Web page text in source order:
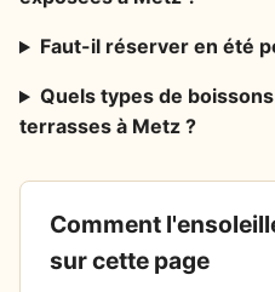
Faut-il réserver en été
Quels types de
terrasses à Metz ?
Comment
sur cette page